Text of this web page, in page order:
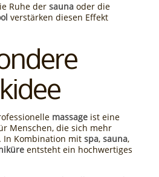
Ruhe der sauna oder die
verstärken diesen Effekt
massage ist eine
Menschen, die sich mehr
In Kombination mit spa, sauna,
entsteht ein hochwertiges